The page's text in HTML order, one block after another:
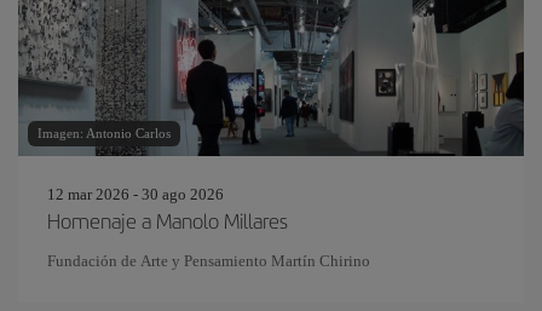
Imagen: Antonio Carlos
12 mar 2026 - 30 ago 2026
Homenaje a Manolo Millares
Fundación de Arte y Pensamiento Martín Chirino